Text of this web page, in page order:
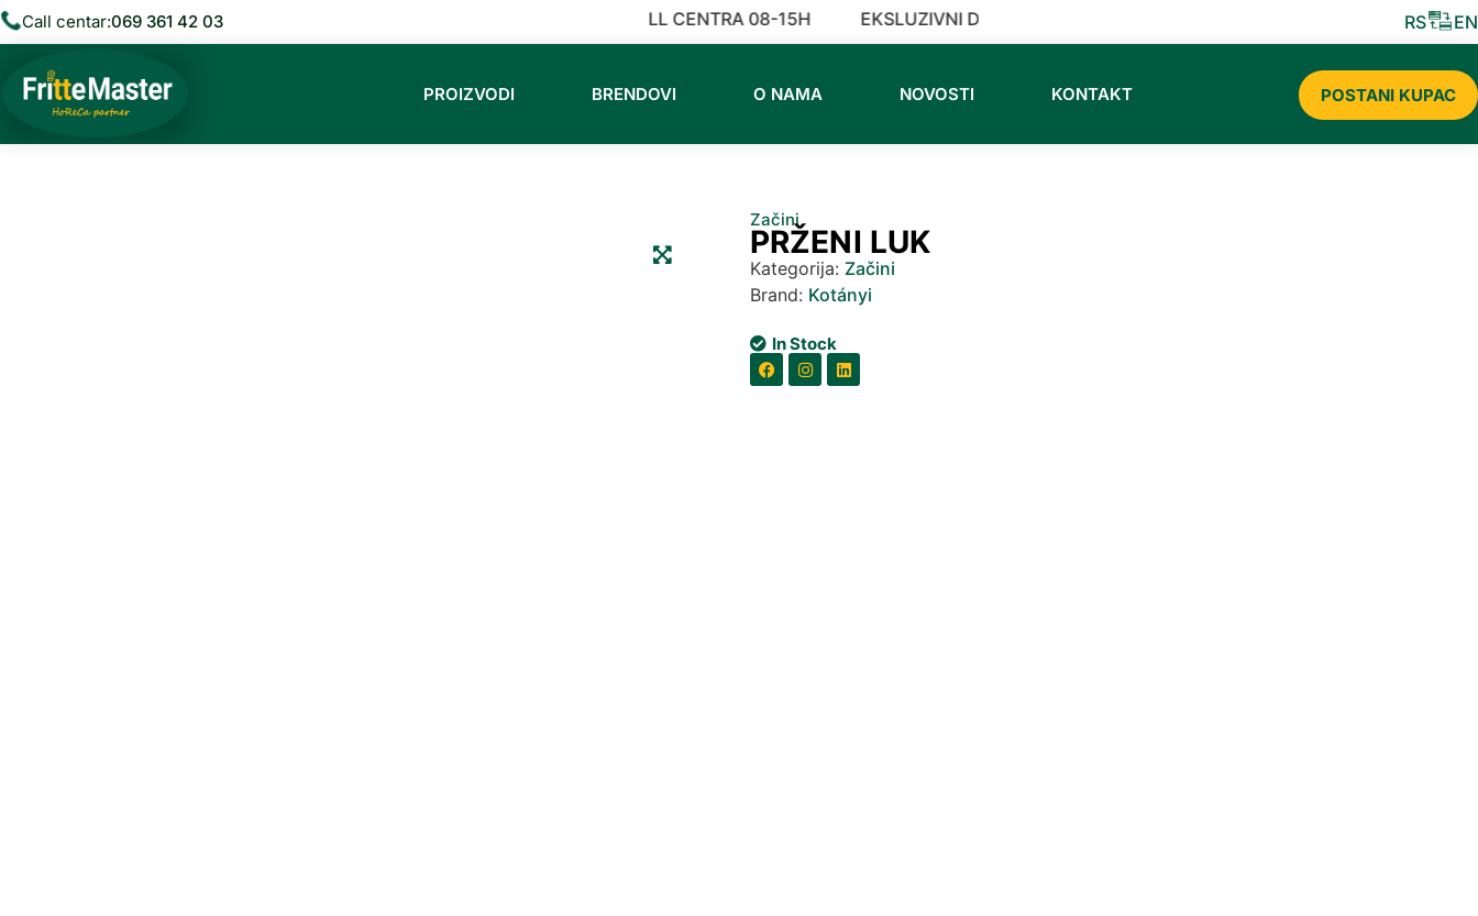
Call centar:069 361 42 03 RADNO VREME CALL CENTRA 08-15H EKSLUZIVNI DISTRIBUTER CERMAT SLADOLEDA ZA 2026 RS EN
PROIZVODI BRENDOVI O NAMA NOVOSTI KONTAKT POSTANI KUPAC
Začini
PRŽENI LUK
Kategorija: Začini
Brand: Kotányi
In Stock